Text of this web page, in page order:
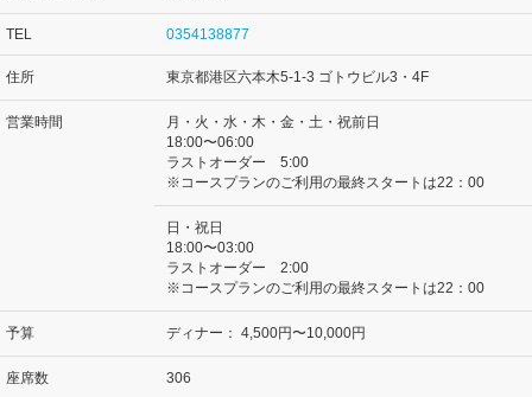
TEL 0354138877
住所 東京都港区六本木5-1-3 ゴトウビル3・4F
営業時間
月・火・水・木・金・土・祝前日
18:00〜06:00
ラストオーダー 5:00
※コースプランのご利用の最終スタートは22：00
日・祝日
18:00〜03:00
ラストオーダー 2:00
※コースプランのご利用の最終スタートは22：00
予算 ディナー： 4,500円〜10,000円
座席数 306